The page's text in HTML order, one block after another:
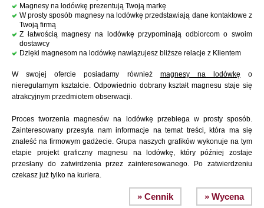
Magnesy na lodówkę prezentują Twoją markę
W prosty sposób magnesy na lodówkę przedstawiają dane kontaktowe z
Twoją firmą
Z łatwością magnesy na lodówkę przypominają odbiorcom o swoim
dostawcy
Dzięki magnesom na lodówkę nawiązujesz bliższe relacje z Klientem
W swojej ofercie posiadamy również magnesy na lodówkę o
nieregularnym kształcie. Odpowiednio dobrany kształt magnesu staje się
atrakcyjnym przedmiotem obserwacji.
Proces tworzenia magnesów na lodówkę przebiega w prosty sposób.
Zainteresowany przesyła nam informacje na temat treści, która ma się
znaleść na firmowym gadżecie. Grupa naszych grafików wykonuje na tym
etapie projekt graficzny magnesu na lodówkę, który później zostaje
przesłany do zatwirdzenia przez zainteresowanego. Po zatwierdzeniu
czekasz już tylko na kuriera.
» Wycena
» Cennik